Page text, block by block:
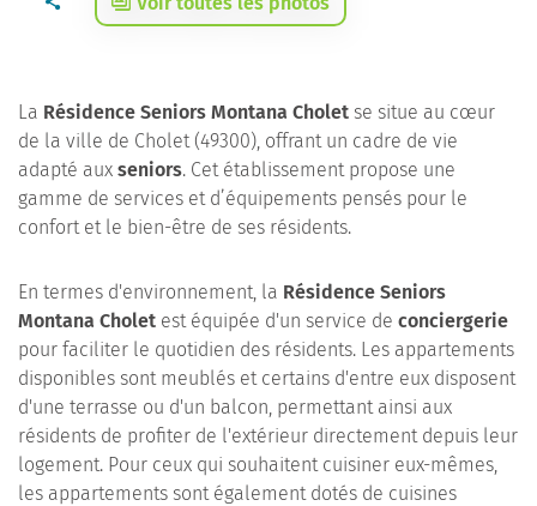
La Résidence Seniors Montana Cholet se situe au cœur
de la ville de Cholet (49300), offrant un cadre de vie
adapté aux seniors. Cet établissement propose une
gamme de services et d’équipements pensés pour le
confort et le bien-être de ses résidents.
En termes d'environnement, la Résidence Seniors
Montana Cholet est équipée d'un service de conciergerie
pour faciliter le quotidien des résidents. Les appartements
disponibles sont meublés et certains d'entre eux disposent
d'une terrasse ou d'un balcon, permettant ainsi aux
résidents de profiter de l'extérieur directement depuis leur
logement. Pour ceux qui souhaitent cuisiner eux-mêmes,
les appartements sont également dotés de cuisines